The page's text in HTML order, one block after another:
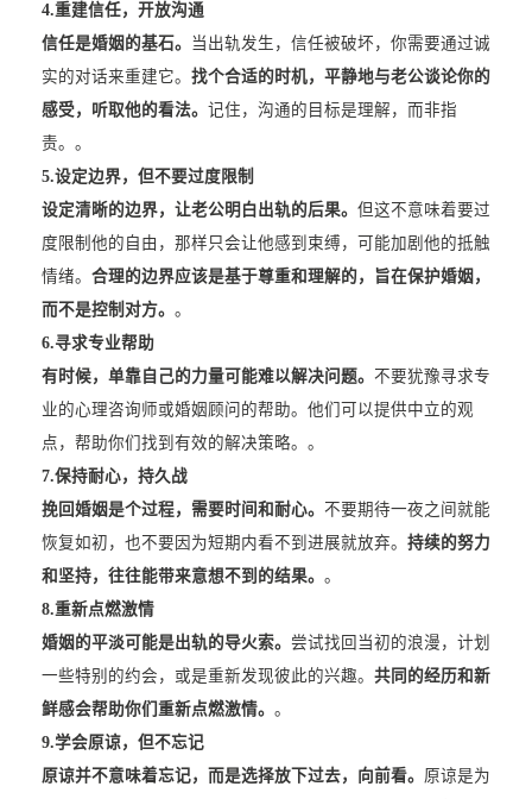
4.重建信任，开放沟通
信任是婚姻的基石。 当出轨发生，信任被破坏，你需要通过诚
实的对话来重建它。 找个合适的时机，平静地与老公谈论你的
感受，听取他的看法。 记住，沟通的目标是理解，而非指
责。。
5.设定边界，但不要过度限制
设定清晰的边界，让老公明白出轨的后果。 但这不意味着要过
度限制他的自由，那样只会让他感到束缚，可能加剧他的抵触
情绪。 合理的边界应该是基于尊重和理解的，旨在保护婚姻，
而不是控制对方。 。
6.寻求专业帮助
有时候，单靠自己的力量可能难以解决问题。 不要犹豫寻求专
业的心理咨询师或婚姻顾问的帮助。他们可以提供中立的观
点，帮助你们找到有效的解决策略。。
7.保持耐心，持久战
挽回婚姻是个过程，需要时间和耐心。 不要期待一夜之间就能
恢复如初，也不要因为短期内看不到进展就放弃。 持续的努力
和坚持，往往能带来意想不到的结果。 。
8.重新点燃激情
婚姻的平淡可能是出轨的导火索。 尝试找回当初的浪漫，计划
一些特别的约会，或是重新发现彼此的兴趣。 共同的经历和新
鲜感会帮助你们重新点燃激情。 。
9.学会原谅，但不忘记
原谅并不意味着忘记，而是选择放下过去，向前看。 原谅是为